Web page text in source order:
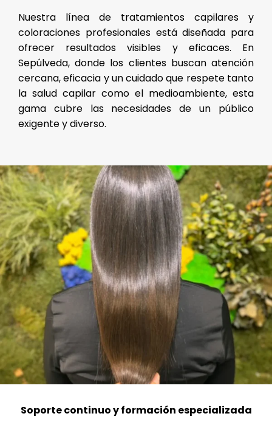
Nuestra línea de tratamientos capilares y
coloraciones profesionales está diseñada para
ofrecer resultados visibles y eficaces. En
Sepúlveda, donde los clientes buscan atención
cercana, eficacia y un cuidado que respete tanto
la salud capilar como el medioambiente, esta
gama cubre las necesidades de un público
exigente y diverso.
Soporte continuo y formación especializada